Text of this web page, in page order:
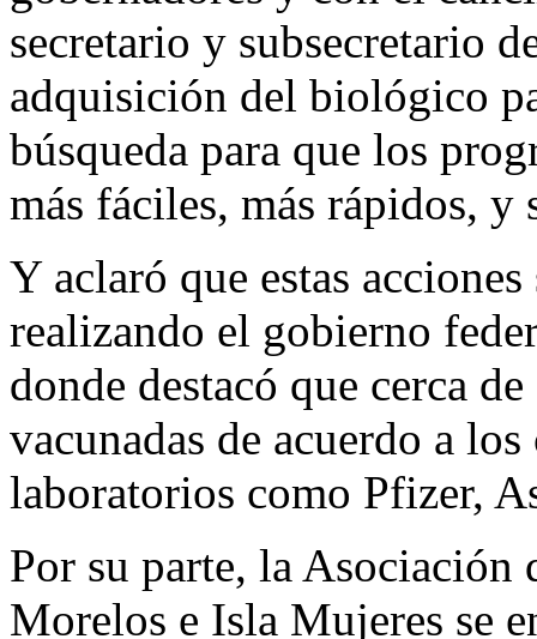
secretario y subsecretario
adquisición del biológico
búsqueda para que los
más fáciles, más rápidos, y
Y aclaró que estas
realizando el gobierno
donde destacó que cerca
vacunadas de acuerdo a
laboratorios como Pfizer,
Por su parte, la Asociación
Morelos e Isla Mujeres se